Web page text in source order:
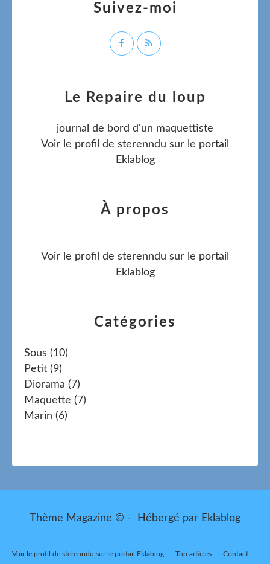
Catégories
Sous (10)
Petit (9)
Diorama (7)
Maquette (7)
Marin (6)
Le Repaire du loup
journal de bord d'un maquettiste
Voir le profil de sterenndu sur le portail
Eklablog
Suivez-moi
À propos
Voir le profil de sterenndu sur le portail
Eklablog
Thème Magazine © - Hébergé par Eklablog
Voir le profil de sterenndu sur le portail Eklablog Top articles Contact